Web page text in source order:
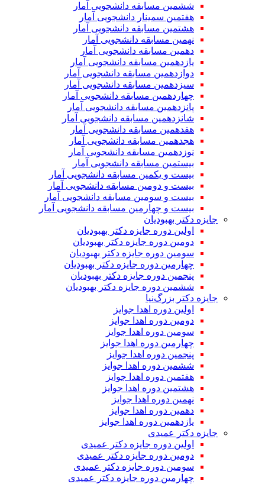
ششمین مسابقه دانشجویی آمار
هفتمین سمینار دانشجویی آمار
هشتمین مسابقه دانشجویی آمار
نهمین مسابقه دانشجویی آمار
دهمین مسابقه دانشجویی آمار
یازدهمین مسابقه دانشجویی آمار
دوازدهمین مسابقه دانشجویی آمار
سیزدهمین مسابقه دانشجویی آمار
چهاردهمین مسابقه دانشجویی آمار
پانزدهمین مسابقه دانشجویی آمار
شانزدهمین مسابقه دانشجویی آمار
هفدهمین مسابقه دانشجویی آمار
هجدهمین مسابقه دانشجویی آمار
نوزدهمین مسابقه دانشجویی آمار
بیستمین مسابقه دانشجویی آمار
بیست و یکمین مسابقه دانشجویی آمار
بیست و دومین مسابقه دانشجویی آمار
بیست و سومین مسابقه دانشجویی آمار
بیست و چهارمین مسابقه دانشجویی آمار
جایزه دکتر بهبودیان
اولین دوره جایزه دکتر بهبودیان
دومین دوره جایزه دکتر بهبودیان
سومین دوره جایزه دکتر بهبودیان
چهارمین دوره جایزه دکتر بهبودیان
پنجمین دوره جایزه دکتر بهبودیان
ششمین دوره جایزه دکتر بهبودیان
جایزه دکتر بزرگ‌نیا
اولین دوره اهدا جوایز
دومین دوره اهدا جوایز
سومین دوره اهدا جوایز
چهارمین دوره اهدا جوایز
پنجمین دوره اهدا جوایز
ششمین دوره اهدا جوایز
هفتمین دوره اهدا جوایز
هشتمین دوره اهدا جوایز
نهمین دوره اهدا جوایز
دهمین دوره اهدا جوایز
یازدهمین دوره اهدا جوایز
جایزه دکتر عمیدی
اولین دوره جایزه دکتر عمیدی
دومین دوره جایزه دکتر عمیدی
سومین دوره جایزه دکتر عمیدی
چهارمین دوره جایزه دکتر عمیدی